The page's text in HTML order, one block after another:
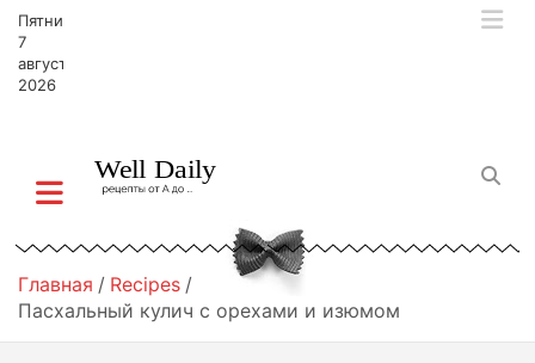
Пятница,
7
августа,
2026
Главная
Recipes
Пасхальный кулич с орехами и изюмом